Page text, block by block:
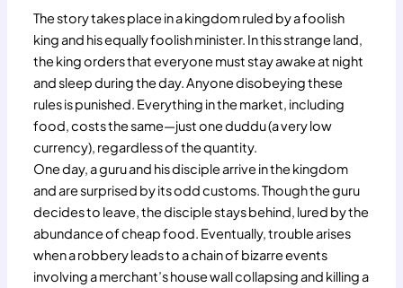
The story takes place in a kingdom ruled by a foolish
king and his equally foolish minister. In this strange land,
the king orders that everyone must stay awake at night
and sleep during the day. Anyone disobeying these
rules is punished. Everything in the market, including
food, costs the same—just one duddu (a very low
currency), regardless of the quantity.
One day, a guru and his disciple arrive in the kingdom
and are surprised by its odd customs. Though the guru
decides to leave, the disciple stays behind, lured by the
abundance of cheap food. Eventually, trouble arises
when a robbery leads to a chain of bizarre events
involving a merchant’s house wall collapsing and killing a